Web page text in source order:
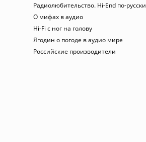
Радиолюбительство. Hi-End по-русски
О мифах в аудио
Hi-Fi с ног на голову
Ягодин о погоде в аудио мире
Российские производители